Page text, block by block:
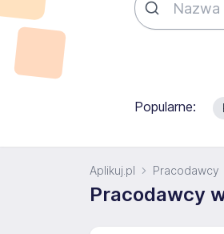
Popularne:
Aplikuj.pl Pracodawcy
Pracodawcy